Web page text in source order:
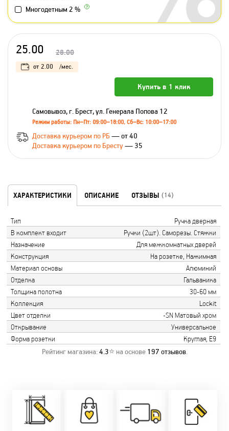
Многодетным 2 %
25.00 28.00
от 2.00 /мес.
Купить в 1 клик
Самовывоз, г. Брест, ул. Генерала Попова 12
Режим работы: Пн–Пт: 09:00–18:00, Сб–Вс: 10:00–17:00
Доставка курьером по РБ — от 40
Доставка курьером по Бресту— 35
ХАРАКТЕРИСТИКИ ОПИСАНИЕ ОТЗЫВЫ (14)
Тип
Ручка дверная
В комплект входит
Ручки (2шт). Саморезы. Стяжки
Назначение
Для межкомнатных дверей
Конструкция
На розетке, Нажимная
Материал основы
Алюминий
Отделка
Гальваника
Толщина полотна
30-60 мм
Коллекция
Lockit
Цвет отделки
-SN Матовый хром
Открывание
Универсальное
Форма розетки
Круглая, Е9
Рейтинг магазина:4.3⭐ на основе 197 отзывов.
Замер бесплатно!
Оперативно!
День-в-день или
на следующий!
заказать по
Скидки:
-новоселам - 2%
-многодетным -
2%
фурнитуры.
Качественный
монтаж дверей,
окон и мебели.
Микс
2-36 мес
Магнит-5 мес.